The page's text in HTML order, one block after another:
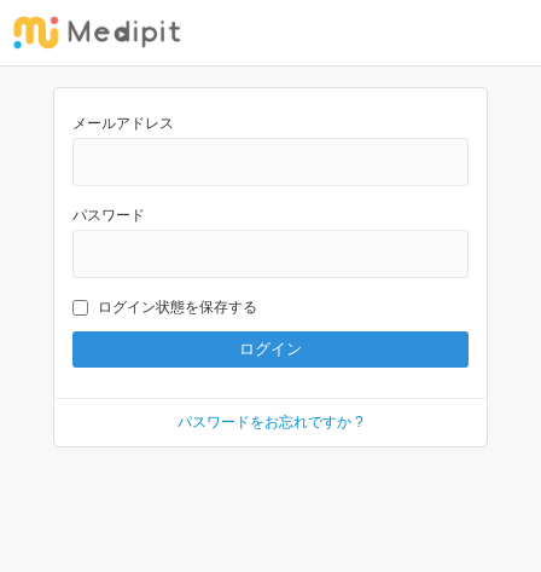
メールアドレス
パスワード
ログイン状態を保存する
パスワードをお忘れですか ?